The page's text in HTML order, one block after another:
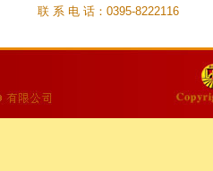
联 系 电 话：0395-8222116